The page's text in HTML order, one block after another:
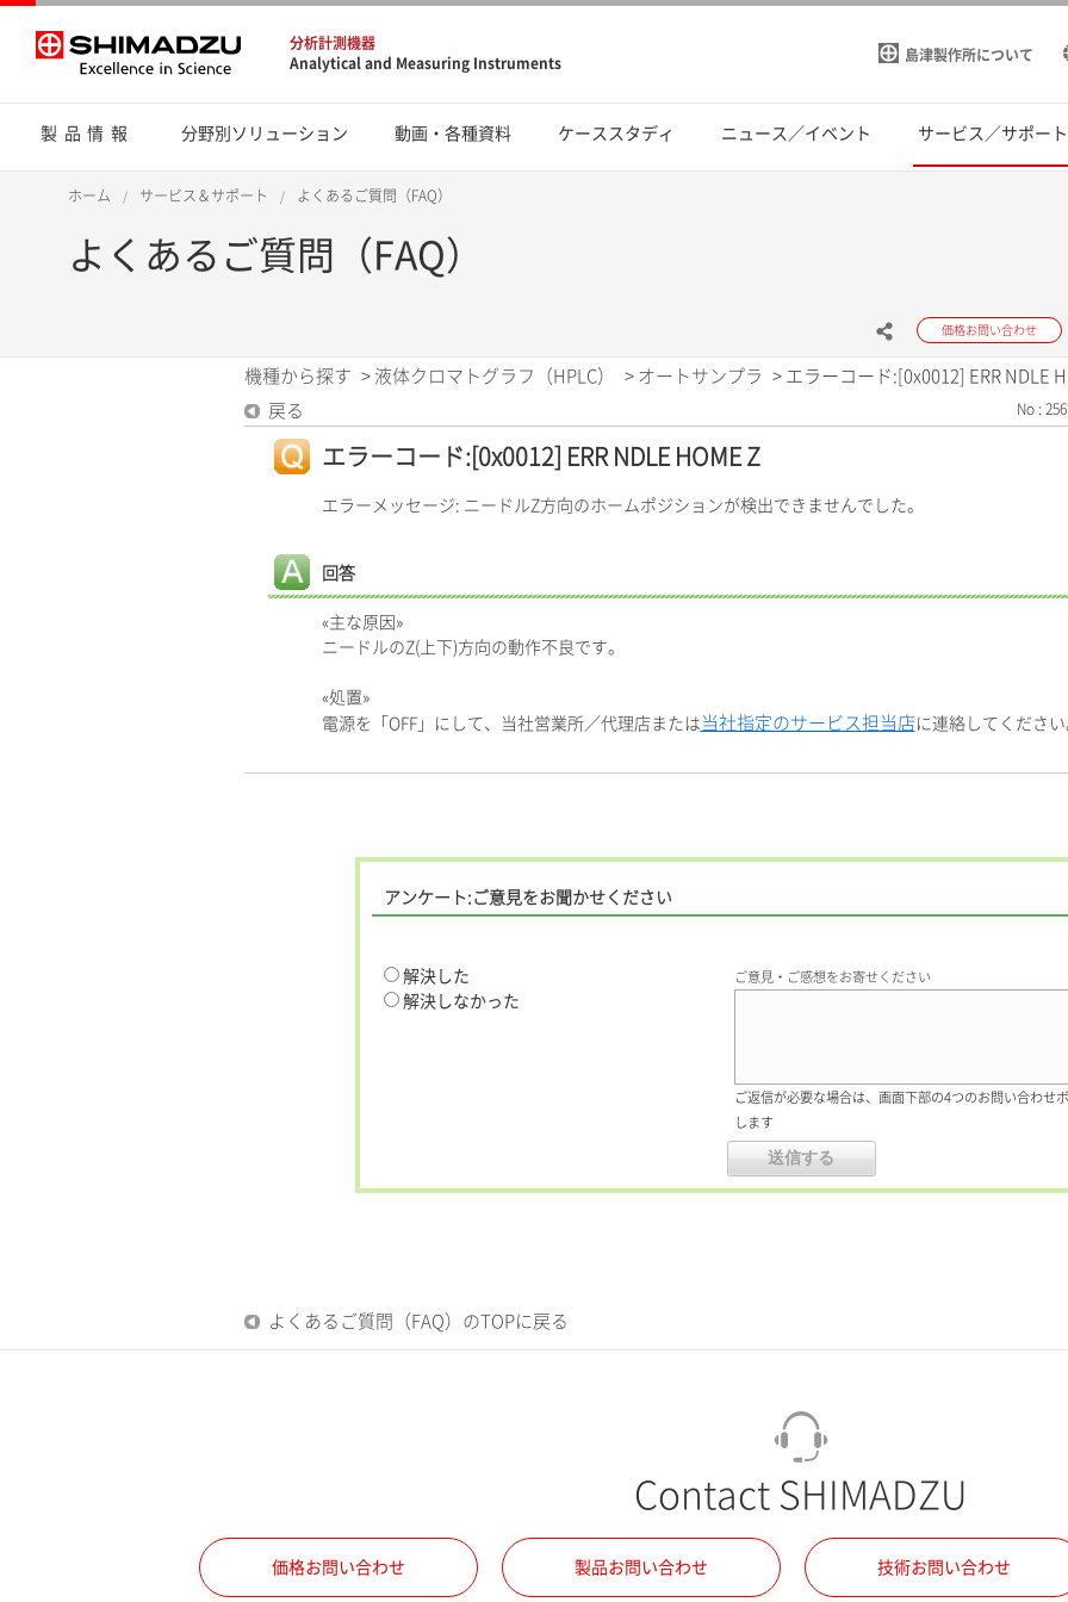
分析計測機器
Analytical and Measuring Instruments
島津製作所について
製品情報 分野別ソリューション 動画・各種資料 ケーススタディ ニュース／イベント サービス／サポート
ホーム サービス＆サポート よくあるご質問（FAQ）
よくあるご質問（FAQ）
価格お問い合わせ
機種から探す > 液体クロマトグラフ（HPLC） > オートサンプラ > エラーコード:[0x0012] ERR NDLE
戻る
No :
エラーコード:[0x0012] ERR NDLE HOME Z
エラーメッセージ: ニードルZ方向のホームポジションが検出できませんでした。
回答
«主な原因»
ニードルのZ(上下)方向の動作不良です。
«処置»
電源を「OFF」にして、当社営業所／代理店または 当社指定のサービス担当店に連絡してください
アンケート:ご意見をお聞かせください
解決した
解決しなかった
ご意見・ご感想をお寄せください
ご返信が必要な場合は、画面下部の4つのお問い合わせ
します
よくあるご質問（FAQ）のTOPに戻る
Contact SHIMADZU
価格お問い合わせ 製品お問い合わせ 技術お問い合わせ